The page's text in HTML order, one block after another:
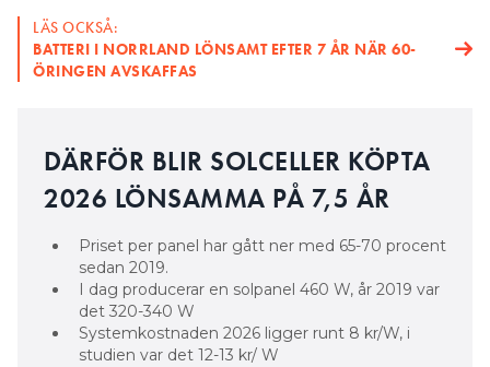
LÄS OCKSÅ:
BATTERI I NORRLAND LÖNSAMT EFTER 7 ÅR NÄR 60-
ÖRINGEN AVSKAFFAS
DÄRFÖR BLIR SOLCELLER KÖPTA
2026 LÖNSAMMA PÅ 7,5 ÅR
Priset per panel har gått ner med 65-70 procent
sedan 2019.
I dag producerar en solpanel 460 W, år 2019 var
det 320-340 W
Systemkostnaden 2026 ligger runt 8 kr/W, i
studien var det 12-13 kr/ W